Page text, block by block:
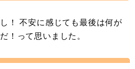
！ 不安に感じても最後は何が
！って思いました。